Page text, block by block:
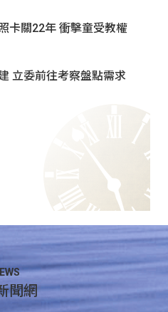
卡關22年 衝擊童受教權
立委前往考察盤點需求
聞網